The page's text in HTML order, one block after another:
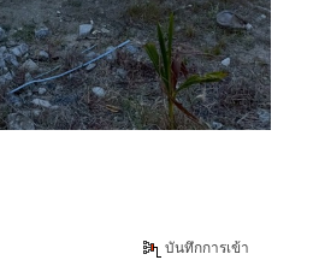
บันทึกการเข้า